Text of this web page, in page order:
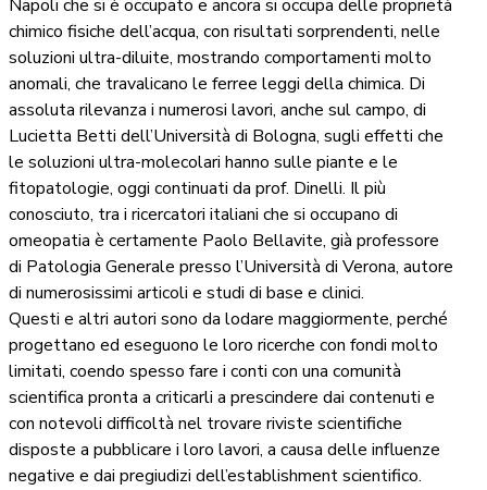
Napoli che si è occupato e ancora si occupa delle proprietà
chimico fisiche dell’acqua, con risultati sorprendenti, nelle
soluzioni ultra-diluite, mostrando comportamenti molto
anomali, che travalicano le ferree leggi della chimica. Di
assoluta rilevanza i numerosi lavori, anche sul campo, di
Lucietta Betti dell’Università di Bologna, sugli effetti che
le soluzioni ultra-molecolari hanno sulle piante e le
fitopatologie, oggi continuati da prof. Dinelli. Il più
conosciuto, tra i ricercatori italiani che si occupano di
omeopatia è certamente Paolo Bellavite, già professore
di Patologia Generale presso l’Università di Verona, autore
di numerosissimi articoli e studi di base e clinici.
Questi e altri autori sono da lodare maggiormente, perché
progettano ed eseguono le loro ricerche con fondi molto
limitati, coendo spesso fare i conti con una comunità
scientifica pronta a criticarli a prescindere dai contenuti e
con notevoli difficoltà nel trovare riviste scientifiche
disposte a pubblicare i loro lavori, a causa delle influenze
negative e dai pregiudizi dell’establishment scientifico.